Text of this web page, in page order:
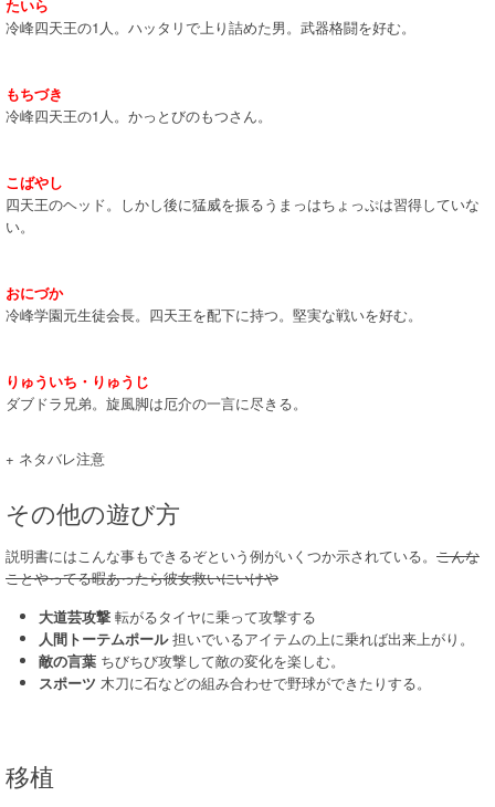
たいら
冷峰四天王の1人。ハッタリで上り詰めた男。武器格闘を好む。
もちづき
冷峰四天王の1人。かっとびのもつさん。
こばやし
四天王のヘッド。しかし後に猛威を振るうまっはちょっぷは習得していな
い。
おにづか
冷峰学園元生徒会長。四天王を配下に持つ。堅実な戦いを好む。
りゅういち・りゅうじ
ダブドラ兄弟。旋風脚は厄介の一言に尽きる。
+ ネタバレ注意
その他の遊び方
説明書にはこんな事もできるぞという例がいくつか示されている。 こんな
ことやってる暇あったら彼女救いにいけや
大道芸攻撃 転がるタイヤに乗って攻撃する
人間トーテムポール担いでいるアイテムの上に乗れば出来上がり。
敵の言葉 ちびちび攻撃して敵の変化を楽しむ。
スポーツ 木刀に石などの組み合わせで野球ができたりする。
移植